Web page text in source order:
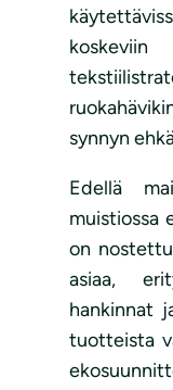
koskeviin
synnyn
Edellä
muistiossa
on
asiaa,
hankinnat
tuotteista